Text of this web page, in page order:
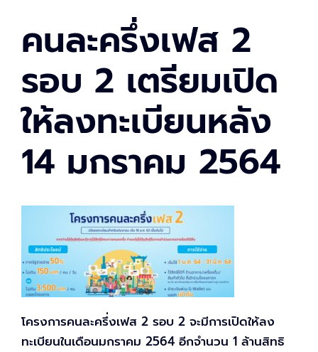
คนละครึ่งเฟส 2
รอบ 2 เตรียมเปิด
ให้ลงทะเบียนหลัง
14 มกราคม 2564
โครงการคนละครึ่งเฟส 2 รอบ 2 จะมีการเปิดให้ลง
ทะเบียนในเดือนมกราคม 2564 อีกจำนวน 1 ล้านสิทธิ